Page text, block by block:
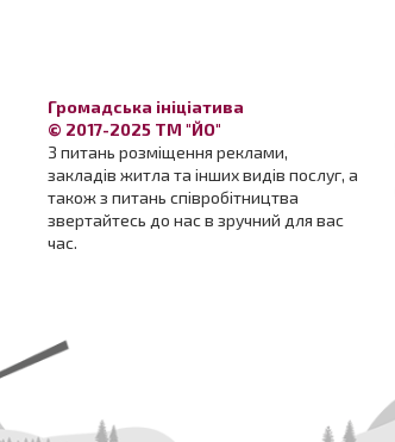
Громадська ініціатива
© 2017-2025 ТМ "ЙО"
З питань розміщення реклами,
закладів житла та інших видів послуг, а
також з питань співробітництва
звертайтесь до нас в зручний для вас
час.